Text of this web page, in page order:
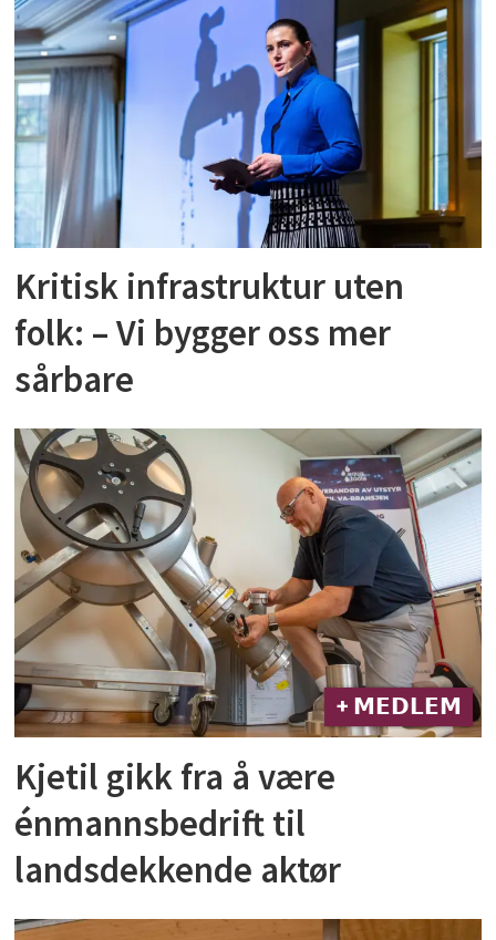
Kritisk infrastruktur uten
folk: – Vi bygger oss mer
sårbare
+ 𝗠𝗘𝗗𝗟𝗘𝗠
Kjetil gikk fra å være
énmannsbedrift til
landsdekkende aktør